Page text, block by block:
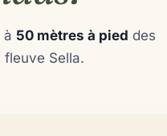
à 50 mètres à pied des
Sella.